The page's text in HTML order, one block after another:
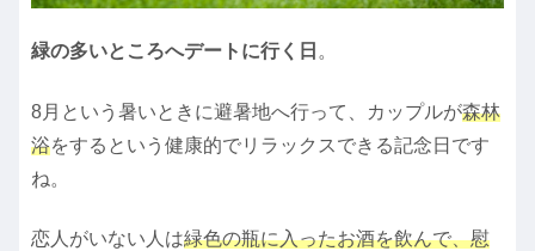
緑の多いところへデートに行く日 。
8月という暑いときに避暑地へ行って、カップルが森林
浴をするという健康的でリラックスできる記念日です
ね。
恋人がいない人は緑色の瓶に入ったお酒を飲んで、慰